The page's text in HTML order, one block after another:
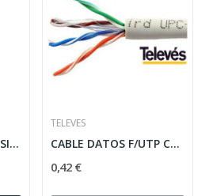
CABLE TELEFONIA BASICA LSFH 5mm BL.
TELEVES
CABLE DATOS F/UTP CAT-5E LSFH 305m GR.
0,42 €